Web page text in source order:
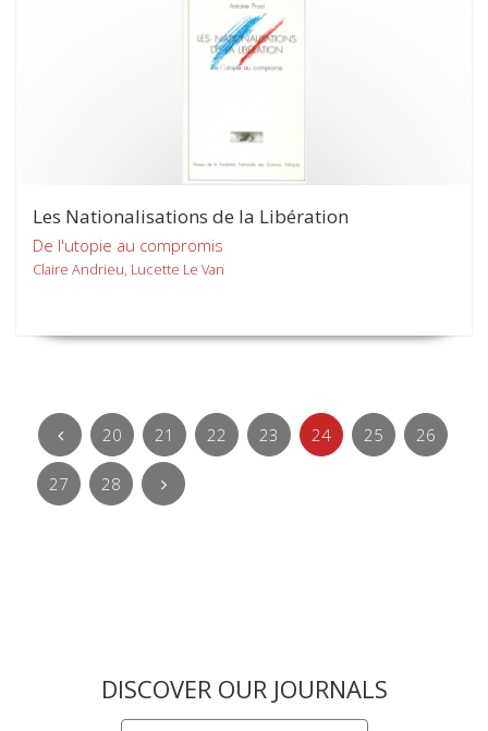
Les Nationalisations de la Libération
De l'utopie au compromis
Claire Andrieu, Lucette Le Van
20 21 22 23 24 25 26
27 28
DISCOVER OUR JOURNALS